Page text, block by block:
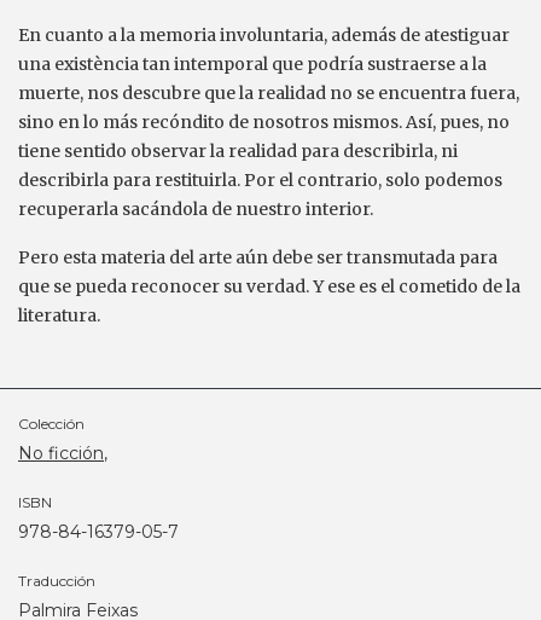
En cuanto a la memoria involuntaria, además de atestiguar
una existència tan intemporal que podría sustraerse a la
muerte, nos descubre que la realidad no se encuentra fuera,
sino en lo más recóndito de nosotros mismos. Así, pues, no
tiene sentido observar la realidad para describirla, ni
describirla para restituirla. Por el contrario, solo podemos
recuperarla sacándola de nuestro interior.
Pero esta materia del arte aún debe ser transmutada para
que se pueda reconocer su verdad. Y ese es el cometido de la
literatura.
Colección
No ficción,
ISBN
978-84-16379-05-7
Traducción
Palmira Feixas